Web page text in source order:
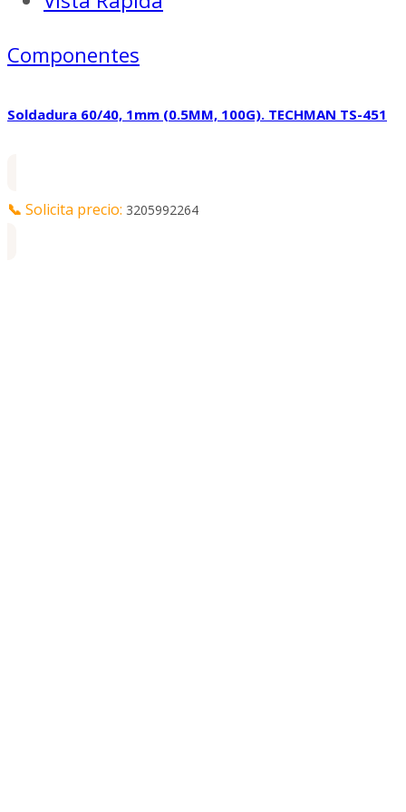
Componentes
Soldadura 60/40, 1mm (0.5MM, 100G). TECHMAN TS-451
📞 Solicita precio: 3205992264